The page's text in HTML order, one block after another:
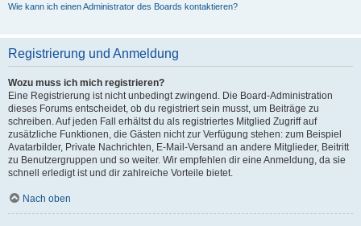
Wie kann ich einen Administrator des Boards kontaktieren?
Registrierung und Anmeldung
Wozu muss ich mich registrieren?
Eine Registrierung ist nicht unbedingt zwingend. Die Board-Administration
dieses Forums entscheidet, ob du registriert sein musst, um Beiträge zu
schreiben. Auf jeden Fall erhältst du als registriertes Mitglied Zugriff auf
zusätzliche Funktionen, die Gästen nicht zur Verfügung stehen: zum Beispiel
Avatarbilder, Private Nachrichten, E-Mail-Versand an andere Mitglieder, Beitritt
zu Benutzergruppen und so weiter. Wir empfehlen dir eine Anmeldung, da sie
schnell erledigt ist und dir zahlreiche Vorteile bietet.
Nach oben